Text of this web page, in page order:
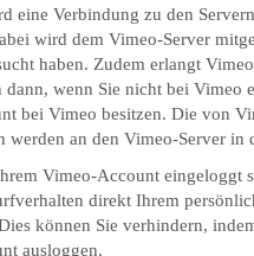
eine Verbindung zu den
wird dem Vimeo-Server
haben. Zudem erlangt
dann, wenn Sie nicht bei Vimeo
bei Vimeo besitzen. Die von
werden an den Vimeo-Server in
Vimeo-Account eingeloggt
direkt Ihrem
können Sie verhindern,
ausloggen.